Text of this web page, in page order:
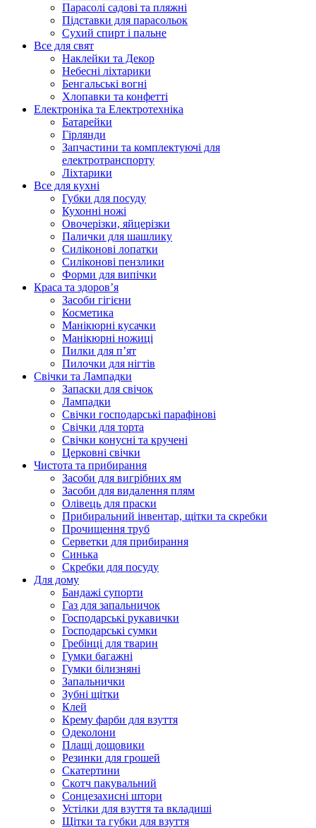
Парасолі садові та пляжні
Підставки для парасольок
Сухий спирт і пальне
Все для свят
Наклейки та Декор
Небесні ліхтарики
Бенгальські вогні
Хлопавки та конфетті
Електроніка та Електротехніка
Батарейки
Гірлянди
Запчастини та комплектуючі для
електротранспорту
Ліхтарики
Все для кухні
Губки для посуду
Кухонні ножі
Овочерізки, яйцерізки
Палички для шашлику
Силіконові лопатки
Силіконові пензлики
Форми для випічки
Краса та здоров’я
Засоби гігієни
Косметика
Манікюрні кусачки
Манікюрні ножиці
Пилки для п’ят
Пилочки для нігтів
Свічки та Лампадки
Запаски для свічок
Лампадки
Свічки господарські парафінові
Свічки для торта
Свічки конусні та кручені
Церковні свічки
Чистота та прибирання
Засоби для вигрібних ям
Засоби для видалення плям
Олівець для праски
Прибиральний інвентар, щітки та скребки
Прочищення труб
Серветки для прибирання
Синька
Скребки для посуду
Для дому
Бандажі супорти
Газ для запальничок
Господарські рукавички
Господарські сумки
Гребінці для тварин
Гумки багажні
Гумки білизняні
Запальнички
Зубні щітки
Клей
Крему фарби для взуття
Одеколони
Плащі дощовики
Резинки для грошей
Скатертини
Скотч пакувальний
Сонцезахисні штори
Устілки для взуття та вкладиші
Щітки та губки для взуття